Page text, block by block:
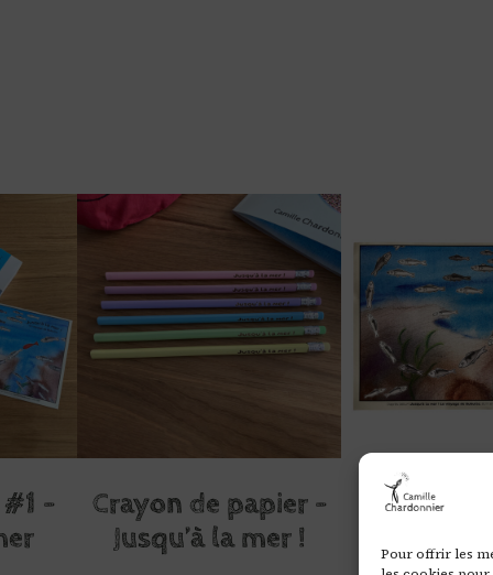
Pour offrir les
–
Crayon de papier –
Jusqu’à la mer !
Poster –